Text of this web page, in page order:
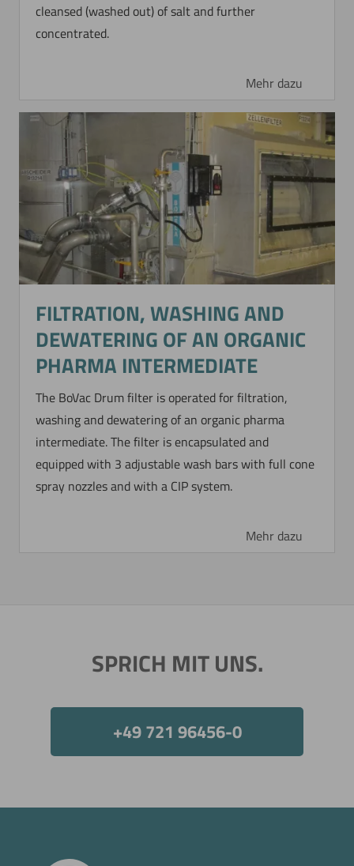
cleansed (washed out) of salt and further
concentrated.
Mehr dazu
FILTRATION, WASHING AND
DEWATERING OF AN ORGANIC
PHARMA INTERMEDIATE
The BoVac Drum filter is operated for filtration,
washing and dewatering of an organic pharma
intermediate. The filter is encapsulated and
equipped with 3 adjustable wash bars with full cone
spray nozzles and with a CIP system.
Mehr dazu
SPRICH MIT UNS.
+49 721 96456-0